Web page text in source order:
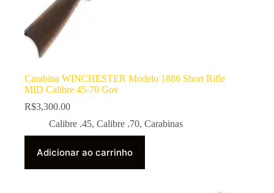
Carabina WINCHESTER Modelo 1886 Short Rifle
MID Calibre 45-70 Gov
R$3,300.00
Calibre .45, Calibre .70, Carabinas
Adicionar ao carrinho